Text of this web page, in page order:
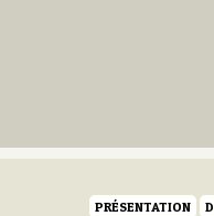
PRÉSENTATION